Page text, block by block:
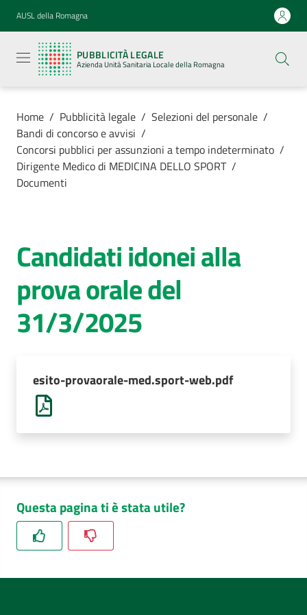
Vai al contenuto
Vai alla navigazione
Vai al footer
AUSL della Romagna
PUBBLICITÀ LEGALE
Azienda Unità Sanitaria Locale della Romagna
legale
Azienda
Unità
Locale della
Azienda
Luoghi di
AUSL
Home / Pubblicità legale / Selezioni del personale /
Bandi di concorso e avvisi /
Concorsi pubblici per assunzioni a tempo indeterminato /
Dirigente Medico di MEDICINA DELLO SPORT /
Documenti
Candidati idonei alla
prova orale del
31/3/2025
esito-provaorale-med.sport-web.pdf
Questa pagina ti è stata utile?